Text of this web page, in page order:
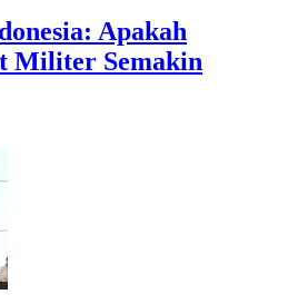
Apakah
Militer Semakin